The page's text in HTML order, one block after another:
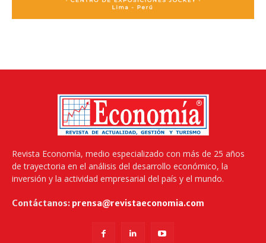
Revista Economía, medio especializado con más de 25 años
de trayectoria en el análisis del desarrollo económico, la
inversión y la actividad empresarial del país y el mundo.
Contáctanos: prensa@revistaeconomia.com